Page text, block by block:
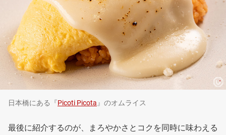
日本橋にある『Picoti Picota 』のオムライス
最後に紹介するのが、まろやかさとコクを同時に味わえる